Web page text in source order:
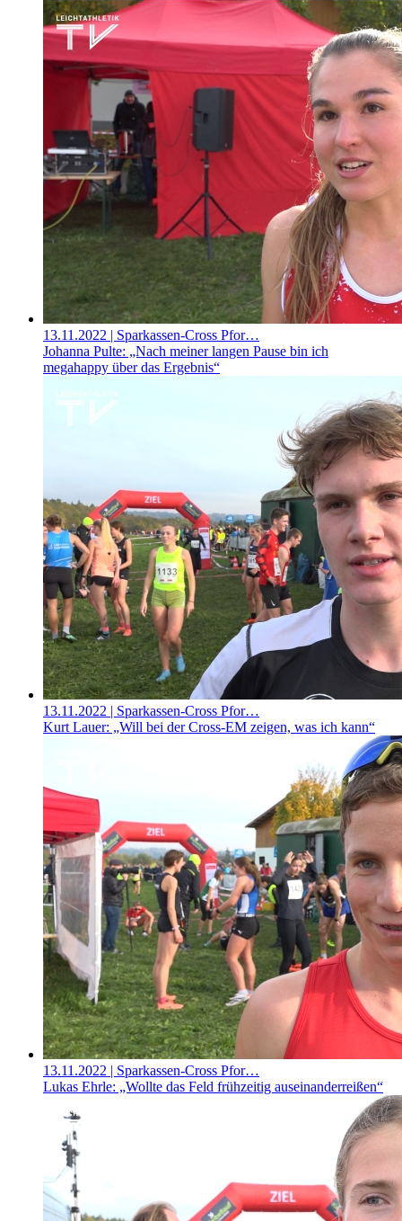
13.11.2022 | Sparkassen-Cross Pfor…
Johanna Pulte: „Nach meiner langen Pause bin ich
megahappy über das Ergebnis“
13.11.2022 | Sparkassen-Cross Pfor…
Kurt Lauer: „Will bei der Cross-EM zeigen, was ich kann“
13.11.2022 | Sparkassen-Cross Pfor…
Lukas Ehrle: „Wollte das Feld frühzeitig auseinanderreißen“